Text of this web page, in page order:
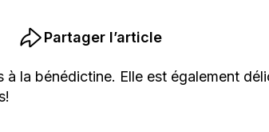
Partager l’article
à la bénédictine. Elle est également